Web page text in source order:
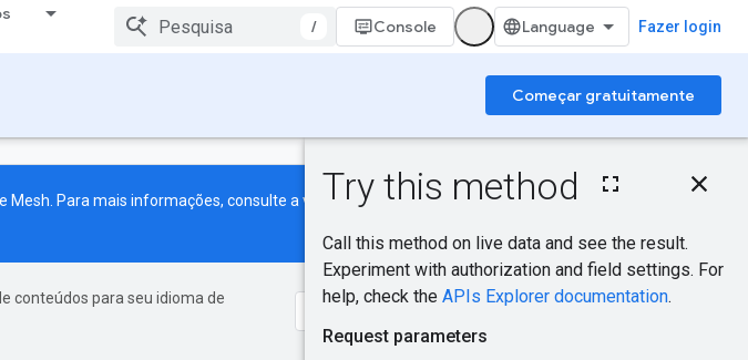
/ Console Fazer login
Começar gratuitamente
Nesta página
Pedido HTTP
caminho
Parâmetros de
Mesh. Para mais informações, consulte a vista geral do Cloud
conteúdos para seu idioma de